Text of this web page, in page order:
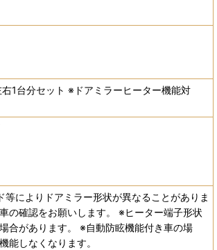
1台分セット ※ドアミラーヒーター機能対
等によりドアミラー形状が異なることがありま
の確認をお願いします。 ※ヒーター端子形状
合があります。 ※自動防眩機能付き車の場
能しなくなります。